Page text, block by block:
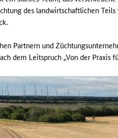
des landwirtschaftlichen
Partnern und
dem Leitspruch „Von der Praxis